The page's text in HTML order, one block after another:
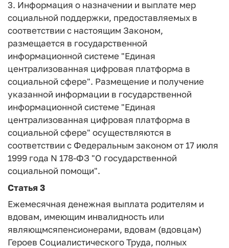
3. Информация о назначении и выплате мер
социальной поддержки, предоставляемых в
соответствии с настоящим Законом,
размещается в государственной
информационной системе "Единая
централизованная цифровая платформа в
социальной сфере". Размещение и получение
указанной информации в государственной
информационной системе "Единая
централизованная цифровая платформа в
социальной сфере" осуществляются в
соответствии с Федеральным законом от 17 июля
1999 года N 178-ФЗ "О государственной
социальной помощи".
Статья 3
Ежемесячная денежная выплата родителям и
вдовам, имеющим инвалидность или
являющмсяпенсионерами, вдовам (вдовцам)
Героев Социалистического Труда, полных